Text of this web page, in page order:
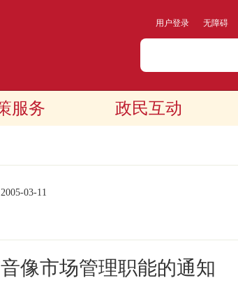
用户登录 无障碍
服务 政民互动
2005-03-11
像市场管理职能的通知